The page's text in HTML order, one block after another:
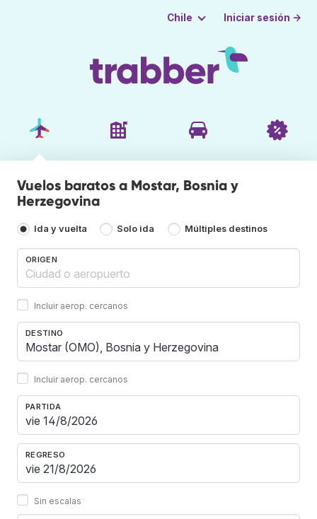
Chile Iniciar sesión →
Vuelos baratos a Mostar, Bosnia y
Herzegovina
Ida y vuelta Solo ida Múltiples destinos
ORIGEN
Incluir aerop. cercanos
DESTINO
Incluir aerop. cercanos
PARTIDA
REGRESO
Sin escalas